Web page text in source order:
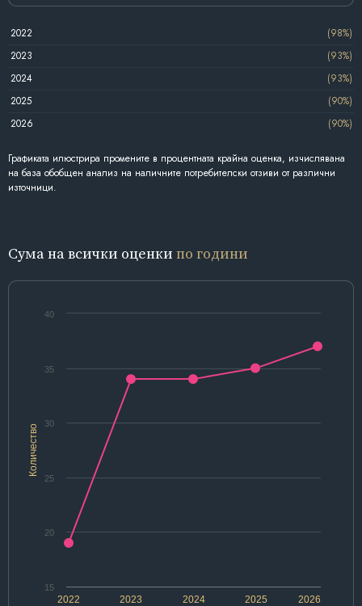
2022
(98%)
2023
(93%)
2024
(93%)
2025
(90%)
2026
(90%)
Графиката илюстрира промените в процентната крайна оценка, изчислявана
на база обобщен анализ на наличните потребителски отзиви от различни
източници.
Сума на всички оценки по години
Количество
2022 2024 2026
2023 2025
15
20
25
30
35
40